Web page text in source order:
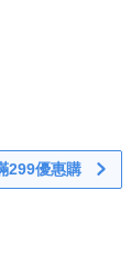
299優惠購